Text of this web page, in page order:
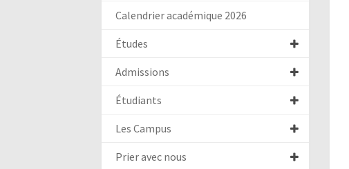
Calendrier académique 2026
Études
Admissions
Étudiants
Les Campus
Prier avec nous